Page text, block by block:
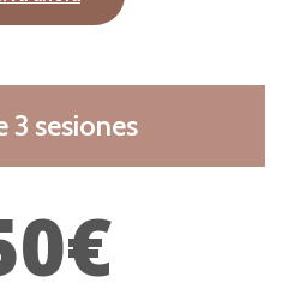
3 sesiones